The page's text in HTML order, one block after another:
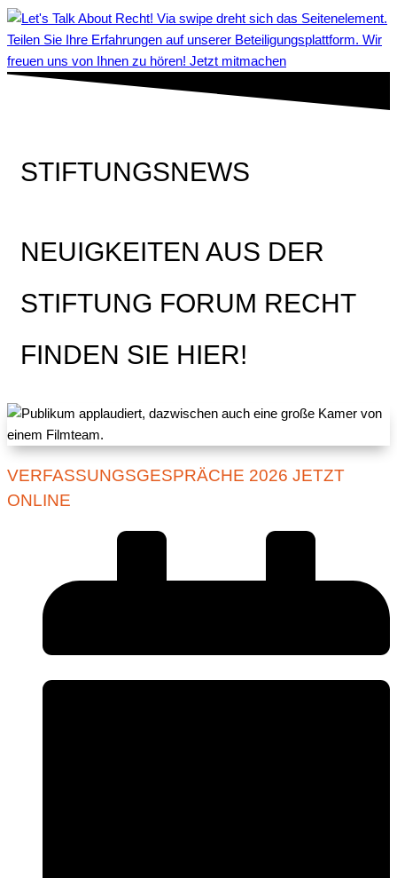
Teilen Sie Ihre Erfahrungen auf unserer Beteiligungsplattform. Wir
freuen uns von Ihnen zu hören! Jetzt mitmachen
STIFTUNGSNEWS
NEUIGKEITEN AUS DER
STIFTUNG FORUM RECHT
FINDEN SIE HIER!
VERFASSUNGSGESPRÄCHE 2026 JETZT
ONLINE